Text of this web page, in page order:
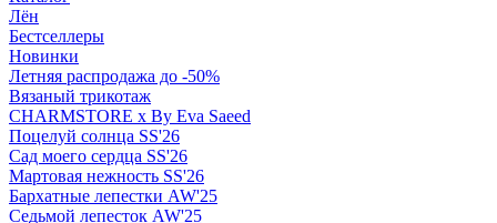
Лён
Бестселлеры
Новинки
Летняя распродажа до -50%
Вязаный трикотаж
CHARMSTORE х By Eva Saeed
Поцелуй солнца SS'26
Сад моего сердца SS'26
Мартовая нежность SS'26
Бархатные лепестки AW'25
Седьмой лепесток AW'25